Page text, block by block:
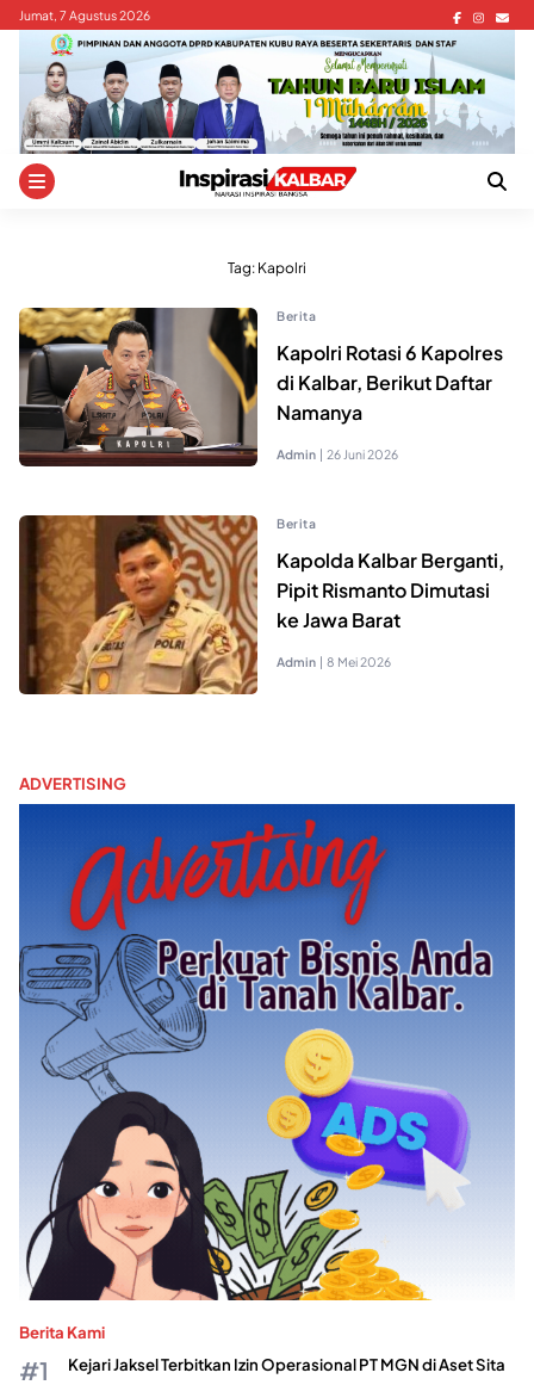
Skip
content
Jumat, 7 Agustus 2026
Tag: Kapolri
Berita
Kapolri Rotasi 6 Kapolres
di Kalbar, Berikut Daftar
Namanya
Admin | 26 Juni 2026
Berita
Kapolda Kalbar Berganti,
Pipit Rismanto Dimutasi
ke Jawa Barat
Admin | 8 Mei 2026
ADVERTISING
Berita Kami
Kejari Jaksel Terbitkan Izin Operasional PT MGN di Aset Sita